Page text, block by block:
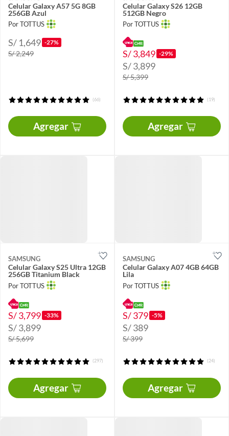
Celular Galaxy A57 5G 8GB
256GB Azul
Por TOTTUS
S/ 1,649 -27%
S/ 2,249
(66)
Agregar
Celular Galaxy S26 12GB
512GB Negro
Por TOTTUS
S/ 3,849 -29%
S/ 3,899
S/ 5,399
(19)
Agregar
SAMSUNG
Celular Galaxy S25 Ultra 12GB
256GB Titanium Black
Por TOTTUS
S/ 3,799 -33%
S/ 3,899
S/ 5,699
(297)
Agregar
SAMSUNG
Celular Galaxy A07 4GB 64GB
Lila
Por TOTTUS
S/ 379 -5%
S/ 389
S/ 399
(24)
Agregar